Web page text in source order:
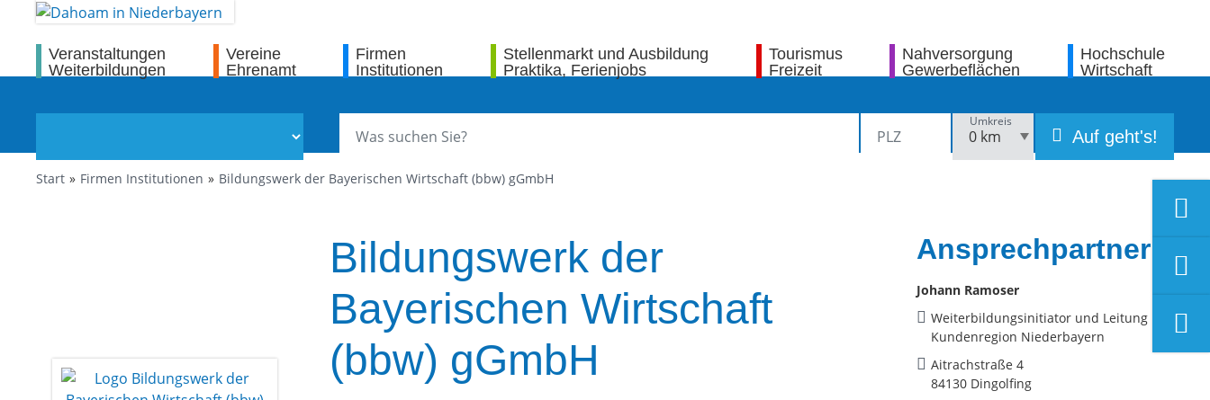
Veranstaltungen
Weiterbildungen
Vereine
Ehrenamt
Firmen
Institutionen
Stellenmarkt und Ausbildung
Praktika, Ferienjobs
Tourismus
Freizeit
Nahversorgung
Gewerbeflächen
Hochschule
Wirtschaft
Umkreis
Auf geht's!
Start Firmen Institutionen Bildungswerk der Bayerischen Wirtschaft (bbw) gGmbH
Bildungswerk der
Bayerischen Wirtschaft
(bbw) gGmbH
Ansprechpartner
Johann Ramoser
Weiterbildungsinitiator und Leitung
Kundenregion Niederbayern
Aitrachstraße 4
84130 Dingolfing